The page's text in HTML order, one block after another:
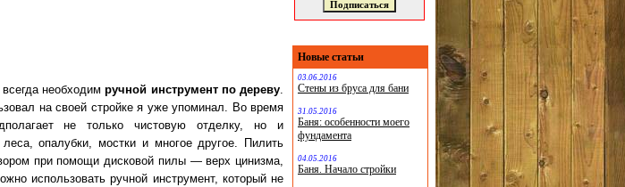
всегда необходимручной инструмент по дереву.
на своей стройке я уже упоминал. Во время
не только чистовую отделку, но и
опалубки, мостки и многое другое. Пилить
при помощи дисковой пилы — верх цинизма,
использовать ручной инструмент, который не
Новые статьи
03.06.2016
Стены из бруса для бани
31.05.2016
Баня: особенности моего
фундамента
04.05.2016
Баня. Начало стройки